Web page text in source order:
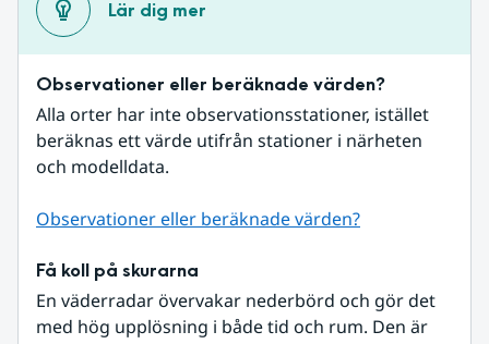
Lär dig mer
Observationer eller beräknade värden?
Alla orter har inte observationsstationer, istället
beräknas ett värde utifrån stationer i närheten
och modelldata.
Observationer eller beräknade värden?
Få koll på skurarna
En väderradar övervakar nederbörd och gör det
med hög upplösning i både tid och rum. Den är